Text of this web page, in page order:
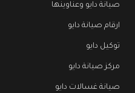
صيانة دايو وعناوينها
ارقام صيانة دايو
توكيل دايو
مركز صيانة دايو
صيانة غسالات دايو